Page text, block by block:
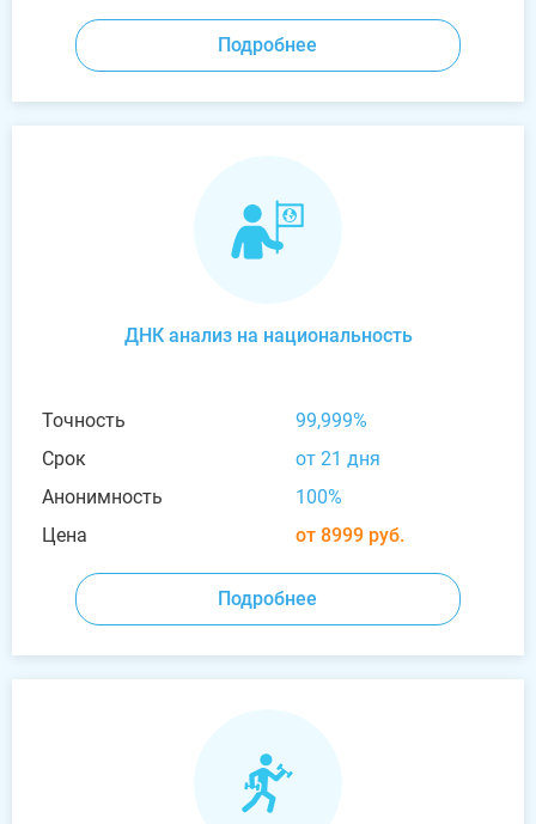
Подробнее
ДНК анализ на национальность
Точность
99,999%
Срок
от 21 дня
Анонимность
100%
Цена
от 8999 руб.
Подробнее